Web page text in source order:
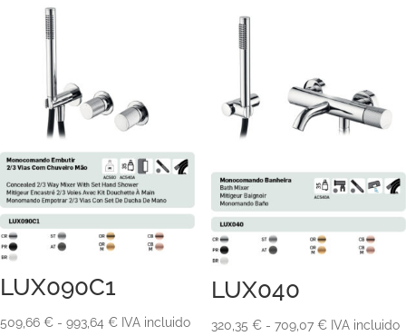
LUX090C1
509,66 € - 993,64 €Rango
IVA incluido
LUX040
320,35 € - 709,07 €Rango
IVA incluido